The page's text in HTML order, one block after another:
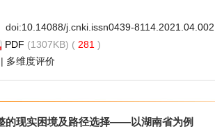
doi:10.14088/j.cnki.issn0439-8114.2021.04.002
PDF (1307KB) ( 281 )
| 多维度评价
的现实困境及路径选择——以湖南省为例